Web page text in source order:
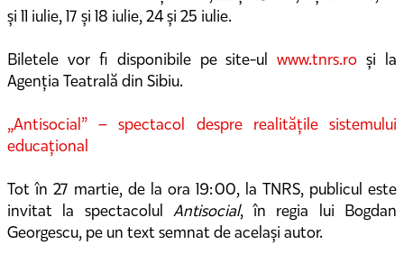
și 11 iulie, 17 și 18 iulie, 24 și 25 iulie.
Biletele vor fi disponibile pe site-ulwww.tnrs.ro și la
Agenția Teatrală din Sibiu.
„Antisocial” – spectacol despre realitățile sistemului
educațional
Tot în 27 martie, de la ora 19:00, la TNRS, publicul este
invitat la spectacolul Antisocial, în regia lui Bogdan
Georgescu, pe un text semnat de același autor.